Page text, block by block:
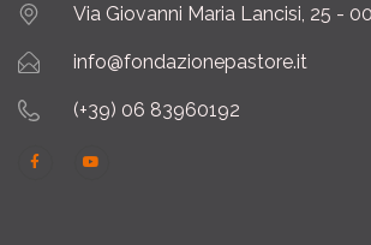
Via Giovanni Maria Lancisi, 25 -
info@fondazionepastore.it
(+39) 06 83960192